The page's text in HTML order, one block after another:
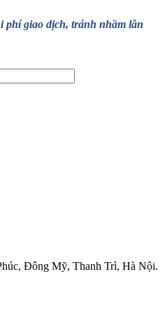
giao dịch, tránh nhầm lẫn
Mỹ, Thanh Trì, Hà Nội.